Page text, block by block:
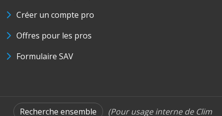
Créer un compte pro
Offres pour les pros
Formulaire SAV
Recherche ensemble (Pour usage interne de Clim